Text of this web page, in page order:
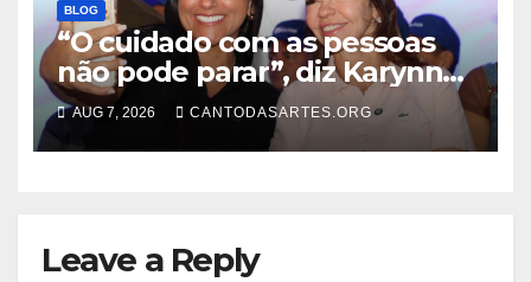
BLOG
“O cuidado com as pessoas
não pode parar”, diz Karynne
Sotero ao reforçar seu apoio à
professora Dorinha
AUG 7, 2026 CANTODASARTES.ORG
Leave a Reply